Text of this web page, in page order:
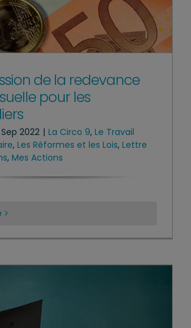
de la redevance
pour les
2022 | La Circo 9, Le Travail
, Les Réformes et les Lois, Lettre
, Mes Actions